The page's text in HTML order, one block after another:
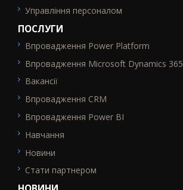
Управління персоналом
ПОСЛУГИ
SEO_FTR2
Впровадження Power Platform
Впровадження Microsoft Dynamics 365
Вакансії
Впровадження CRM
Впровадження Power BI
Навчання
Новини
Стати партнером